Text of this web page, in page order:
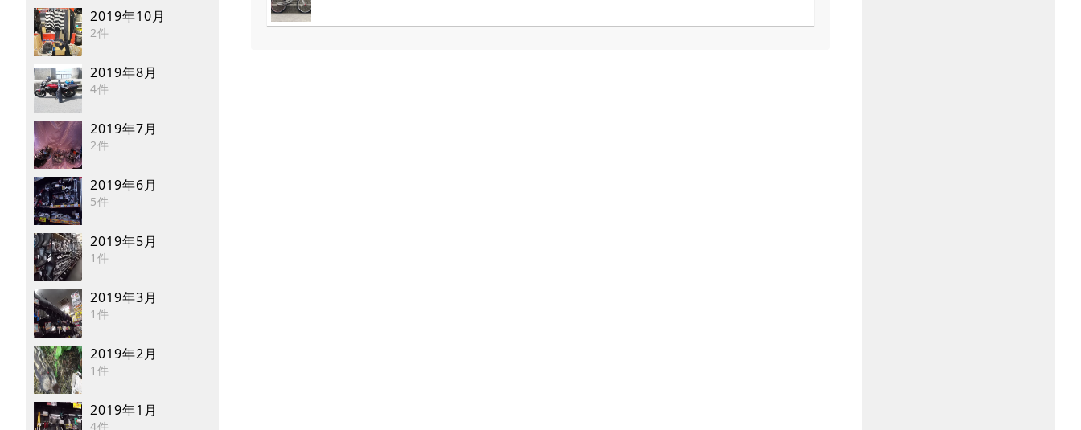
2019年10月
2件
2019年8月
4件
2019年7月
2件
2019年6月
5件
2019年5月
1件
2019年3月
1件
2019年2月
1件
2019年1月
4件